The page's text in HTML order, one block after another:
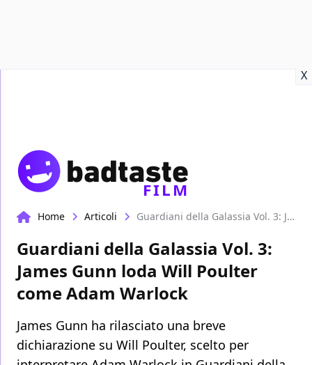
X
FILM
Home Articoli Guardiani della Galassia Vol. 3: James Gunn loda Will Poulter come Adam Warlock
Guardiani della Galassia Vol. 3:
James Gunn loda Will Poulter
come Adam Warlock
James Gunn ha rilasciato una breve
dichiarazione su Will Poulter, scelto per